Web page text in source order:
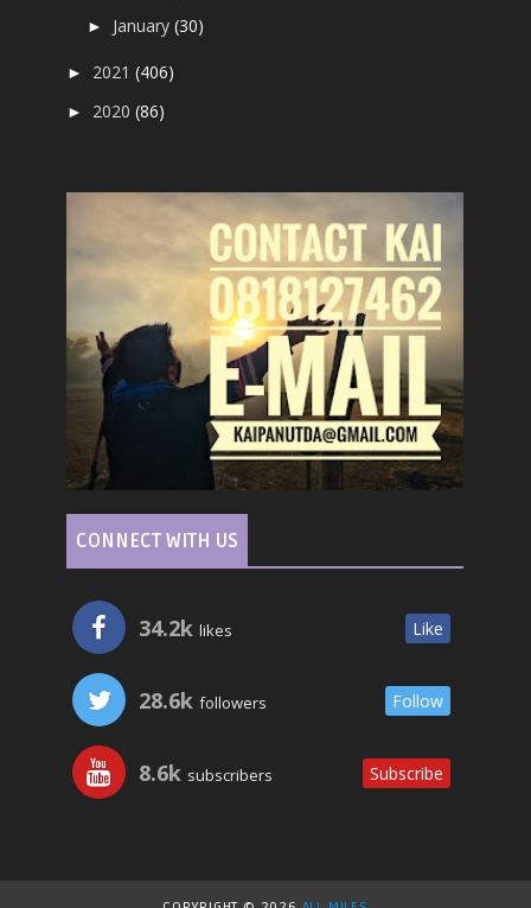
► January(30)
► 2021(406)
► 2020(86)
CONNECT WITH US
34.2k likes Like
28.6k followers Follow
8.6k subscribers Subscribe